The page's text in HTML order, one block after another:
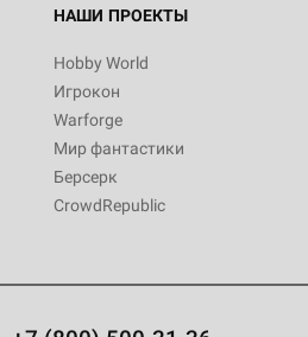
НАШИ ПРОЕКТЫ
Hobby World
Игрокон
Warforge
Мир фантастики
Берсерк
CrowdRepublic